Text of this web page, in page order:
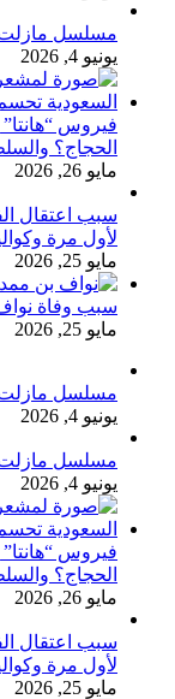
مسلسل مازلت
يونيو 4, 2026
فيروس “هانتا”
الحجاج؟
مايو 26, 2026
سبب اعتقال
لأول مرة
مايو 25, 2026
سبب وفاة
مايو 25, 2026
مسلسل مازلت في
يونيو 4, 2026
مسلسل مازلت
يونيو 4, 2026
فيروس “هانتا”
الحجاج؟
مايو 26, 2026
سبب اعتقال
لأول مرة
مايو 25, 2026